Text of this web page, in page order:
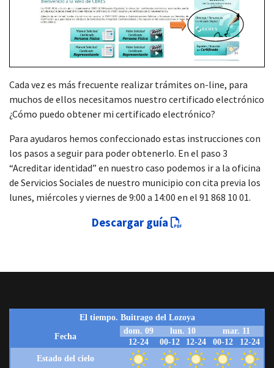
Cada vez es más frecuente realizar trámites on-line, para
muchos de ellos necesitamos nuestro certificado electrónico
¿Cómo puedo obtener mi certificado electrónico?
Para ayudaros hemos confeccionado estas instrucciones con
los pasos a seguir para poder obtenerlo. En el paso 3
“Acreditar identidad” en nuestro caso podemos ir a la oficina
de Servicios Sociales de nuestro municipio con cita previa los
lunes, miércoles y viernes de 9:00 a 14:00 en el 91 868 10 01.
Descargar guía